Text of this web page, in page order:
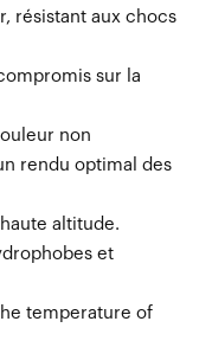
résistant aux chocs
sur la
non
rendu optimal des
altitude.
et
temperature of
Masque 100%
et la protection